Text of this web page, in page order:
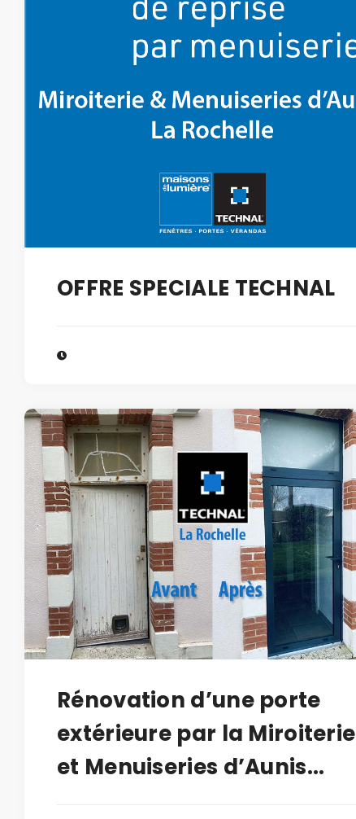
OFFRE SPECIALE TECHNAL
Rénovation d’une porte
extérieure par la Miroiterie
et Menuiseries d’Aunis...